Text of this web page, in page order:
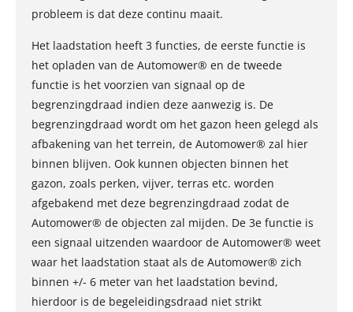
probleem is dat deze continu maait.
Het laadstation heeft 3 functies, de eerste functie is
het opladen van de Automower® en de tweede
functie is het voorzien van signaal op de
begrenzingdraad indien deze aanwezig is. De
begrenzingdraad wordt om het gazon heen gelegd als
afbakening van het terrein, de Automower® zal hier
binnen blijven. Ook kunnen objecten binnen het
gazon, zoals perken, vijver, terras etc. worden
afgebakend met deze begrenzingdraad zodat de
Automower® de objecten zal mijden. De 3e functie is
een signaal uitzenden waardoor de Automower® weet
waar het laadstation staat als de Automower® zich
binnen +/- 6 meter van het laadstation bevind,
hierdoor is de begeleidingsdraad niet strikt